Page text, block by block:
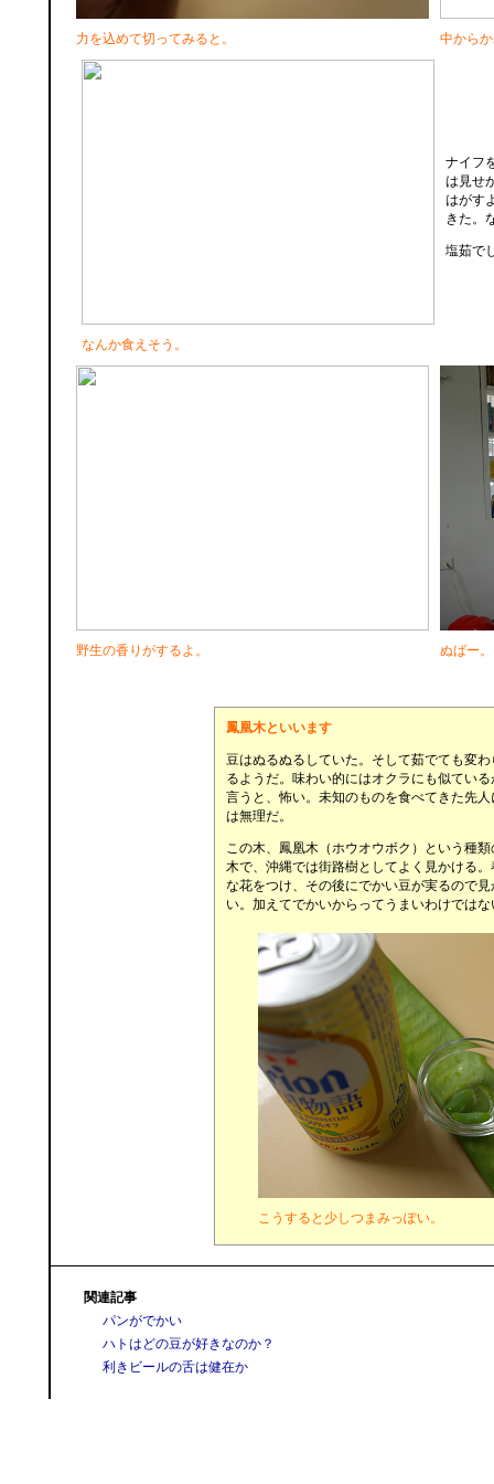
力を込めて切ってみると。 中から
なんか食えそう。
ナイフ
は見せ
はがす
きた。
塩茹で
野生の香りがするよ。 ぬばー。
鳳凰木といいます
豆はぬるぬるしていた。そして茹でても変
るようだ。味わい的にはオクラにも似てい
言うと、怖い。未知のものを食べてきた先
は無理だ。
この木、鳳凰木（ホウオウボク）という種
木で、沖縄では街路樹としてよく見かける
な花をつけ、その後にでかい豆が実るので
い。加えてでかいからってうまいわけでは
こうすると少しつまみっぽい。
関連記事
パンがでかい
ハトはどの豆が好きなのか？
利きビールの舌は健在か